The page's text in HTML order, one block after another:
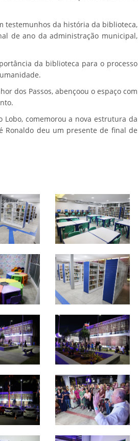
testemunhos da história da biblioteca,
de ano da administração municipal,
da biblioteca para o processo
dos Passos, abençoou o espaço com
Lobo, comemorou a nova estrutura da
Ronaldo deu um presente de final de